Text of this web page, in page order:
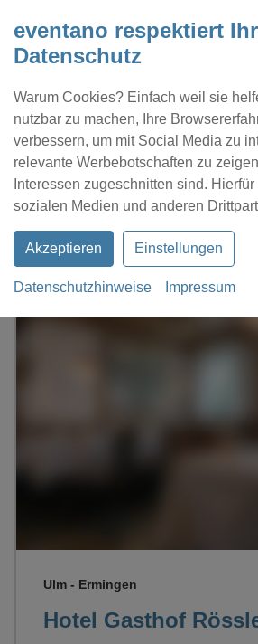
eventano respektiert
Datenschutz
Warum Cookies? Einfach weil sie
nutzbar zu machen, Ihre
verbessern, um mit Social Media zu
relevante Werbebotschaften zu
Interessen zugeschnitten sind.
sozialen Medien und anderen
Akzeptieren Einstellungen
Datenschutzhinweise Impressum
Kontakt Location
Hotel Gasthof Rössle
Loading...
Hotel Gasthof
Ulm - Ermingen